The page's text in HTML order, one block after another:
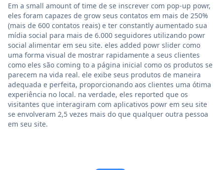
Em a small amount of time de se inscrever com pop-up powr,
eles foram capazes de grow seus contatos em mais de 250%
(mais de 600 contatos reais) e ter constantly aumentado sua
mídia social para mais de 6.000 seguidores utilizando powr
social alimentar em seu site. eles added powr slider como
uma forma visual de mostrar rapidamente a seus clientes
como eles são coming to a página inicial como os produtos se
parecem na vida real. ele exibe seus produtos de maneira
adequada e perfeita, proporcionando aos clientes uma ótima
experiência no local. na verdade, eles reported que os
visitantes que interagiram com aplicativos powr em seu site
se envolveram 2,5 vezes mais do que qualquer outra pessoa
em seu site.